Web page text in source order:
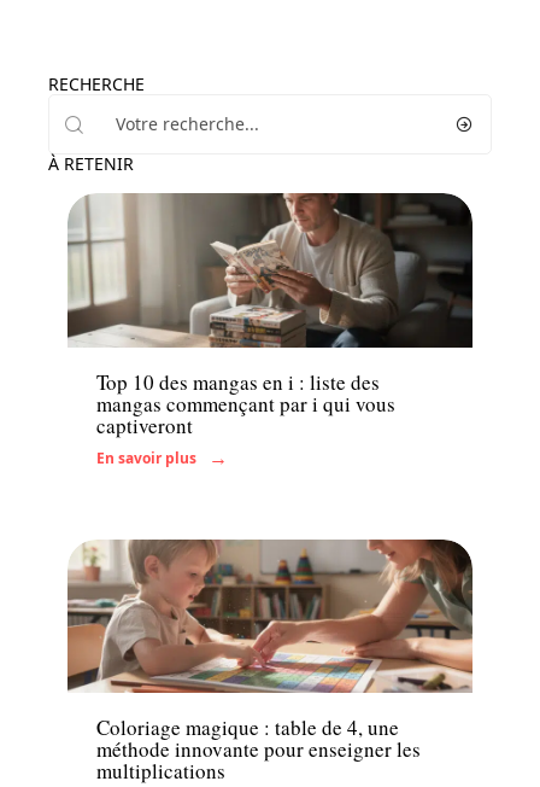
RECHERCHE
À RETENIR
Famille
Top 10 des mangas en i : liste des
mangas commençant par i qui vous
captiveront
En savoir plus
Famille
Coloriage magique : table de 4, une
méthode innovante pour enseigner les
multiplications